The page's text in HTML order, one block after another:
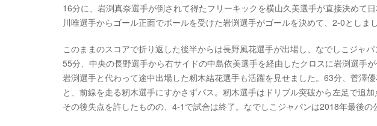
16分に、岩渕真奈選手が倒されて得たフリーキックを横山久美選手が直接決めて
川唯選手からゴール正面でボールを受けた岩渕選手がゴールを決めて、2-0としまし
このままのスコアで折り返した後半からは長野風花選手が出場し、なでしこジャパ
55分、中央の長野選手から右サイドの中島依美選手を経由したクロスに岩渕選手
岩渕選手と代わって途中出場した籾木結花選手も活躍を見せました。63分、菅澤
と、前線を走る籾木選手にすかさずパス。籾木選手はドリブル突破から左足で追加
その後失点を許したものの、4-1で試合は終了。なでしこジャパンは2018年最後の